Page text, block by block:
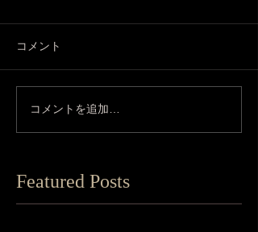
コメント
コメントを追加…
Featured Posts